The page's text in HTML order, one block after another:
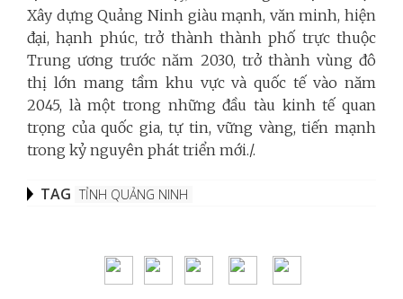
Xây dựng Quảng Ninh giàu mạnh, văn minh, hiện
đại, hạnh phúc, trở thành thành phố trực thuộc
Trung ương trước năm 2030, trở thành vùng đô
thị lớn mang tầm khu vực và quốc tế vào năm
2045, là một trong những đầu tàu kinh tế quan
trọng của quốc gia, tự tin, vững vàng, tiến mạnh
trong kỷ nguyên phát triển mới./.
TAG TỈNH QUẢNG NINH